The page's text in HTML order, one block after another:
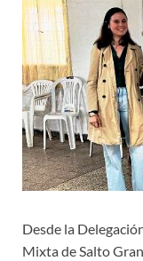
Desde la
Mixta de Salto